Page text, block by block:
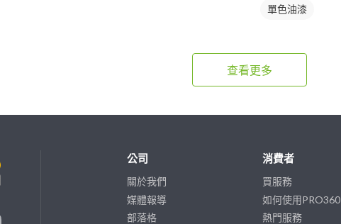
單色油漆
查看更多
公司
關於我們
媒體報導
部落格
消費者
買服務
如何使用PRO360
熱門服務